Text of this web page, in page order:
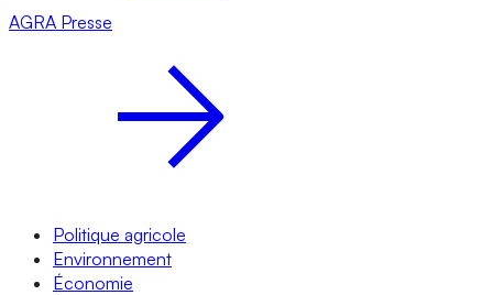
AGRA Presse
Politique agricole
Environnement
Économie